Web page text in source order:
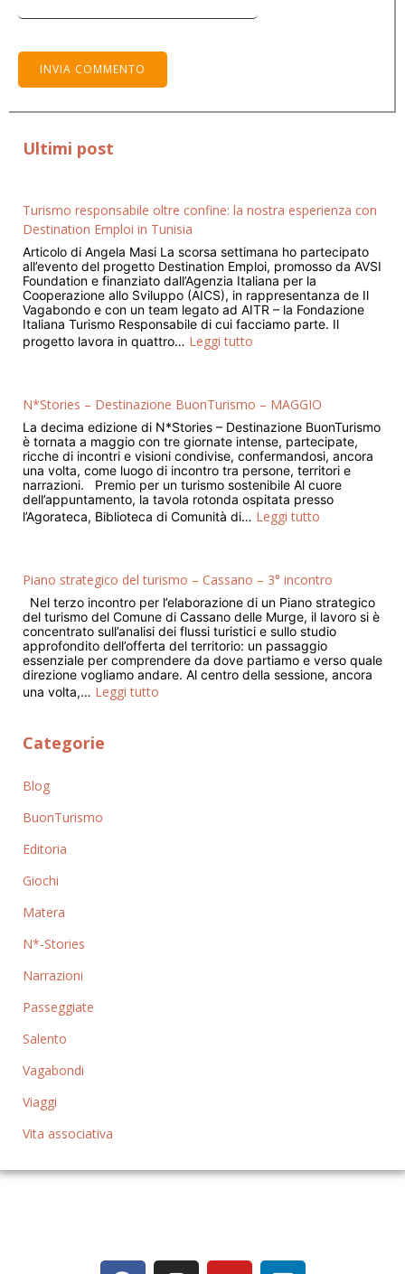
Ultimi post
Turismo responsabile oltre confine: la nostra esperienza con
Destination Emploi in Tunisia
Articolo di Angela Masi La scorsa settimana ho partecipato
all’evento del progetto Destination Emploi, promosso da AVSI
Foundation e finanziato dall’Agenzia Italiana per la
Cooperazione allo Sviluppo (AICS), in rappresentanza de Il
Vagabondo e con un team legato ad AITR – la Fondazione
Italiana Turismo Responsabile di cui facciamo parte. Il
progetto lavora in quattro… Leggi tutto
N*Stories – Destinazione BuonTurismo – MAGGIO
La decima edizione di N*Stories – Destinazione BuonTurismo
è tornata a maggio con tre giornate intense, partecipate,
ricche di incontri e visioni condivise, confermandosi, ancora
una volta, come luogo di incontro tra persone, territori e
narrazioni. Premio per un turismo sostenibile Al cuore
dell’appuntamento, la tavola rotonda ospitata presso
l’Agorateca, Biblioteca di Comunità di… Leggi tutto
Piano strategico del turismo – Cassano – 3° incontro
Nel terzo incontro per l’elaborazione di un Piano strategico
del turismo del Comune di Cassano delle Murge, il lavoro si è
concentrato sull’analisi dei flussi turistici e sullo studio
approfondito dell’offerta del territorio: un passaggio
essenziale per comprendere da dove partiamo e verso quale
direzione vogliamo andare. Al centro della sessione, ancora
una volta,… Leggi tutto
Categorie
Blog
BuonTurismo
Editoria
Giochi
Matera
N*-Stories
Narrazioni
Passeggiate
Salento
Vagabondi
Viaggi
Vita associativa